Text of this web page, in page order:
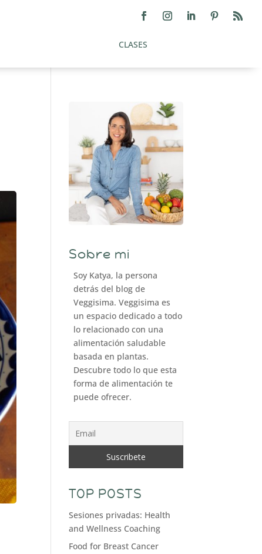
CLASES
Sobre mi
Soy Katya, la persona
detrás del blog de
Veggisima. Veggisima es
un espacio dedicado a todo
lo relacionado con una
alimentación saludable
basada en plantas.
Descubre todo lo que esta
forma de alimentación te
puede ofrecer.
TOP POSTS
Sesiones privadas: Health
and Wellness Coaching
Food for Breast Cancer